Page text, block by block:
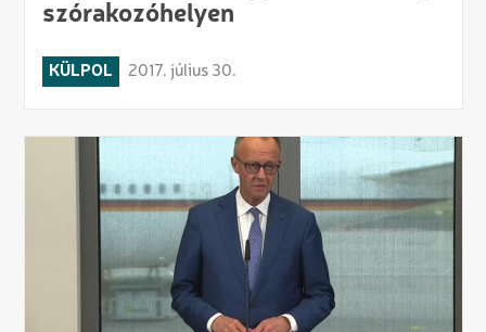
szórakozóhelyen
KÜLPOL 2017. július 30.